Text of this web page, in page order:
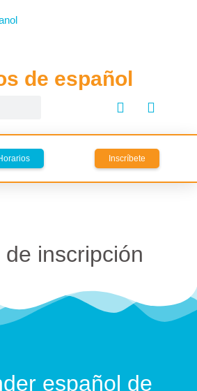
de español
Inscríbete
inscripción
español de